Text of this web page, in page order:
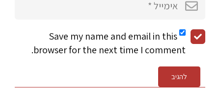
Save my name and email in this
browser for the next time I comment.
להגיב